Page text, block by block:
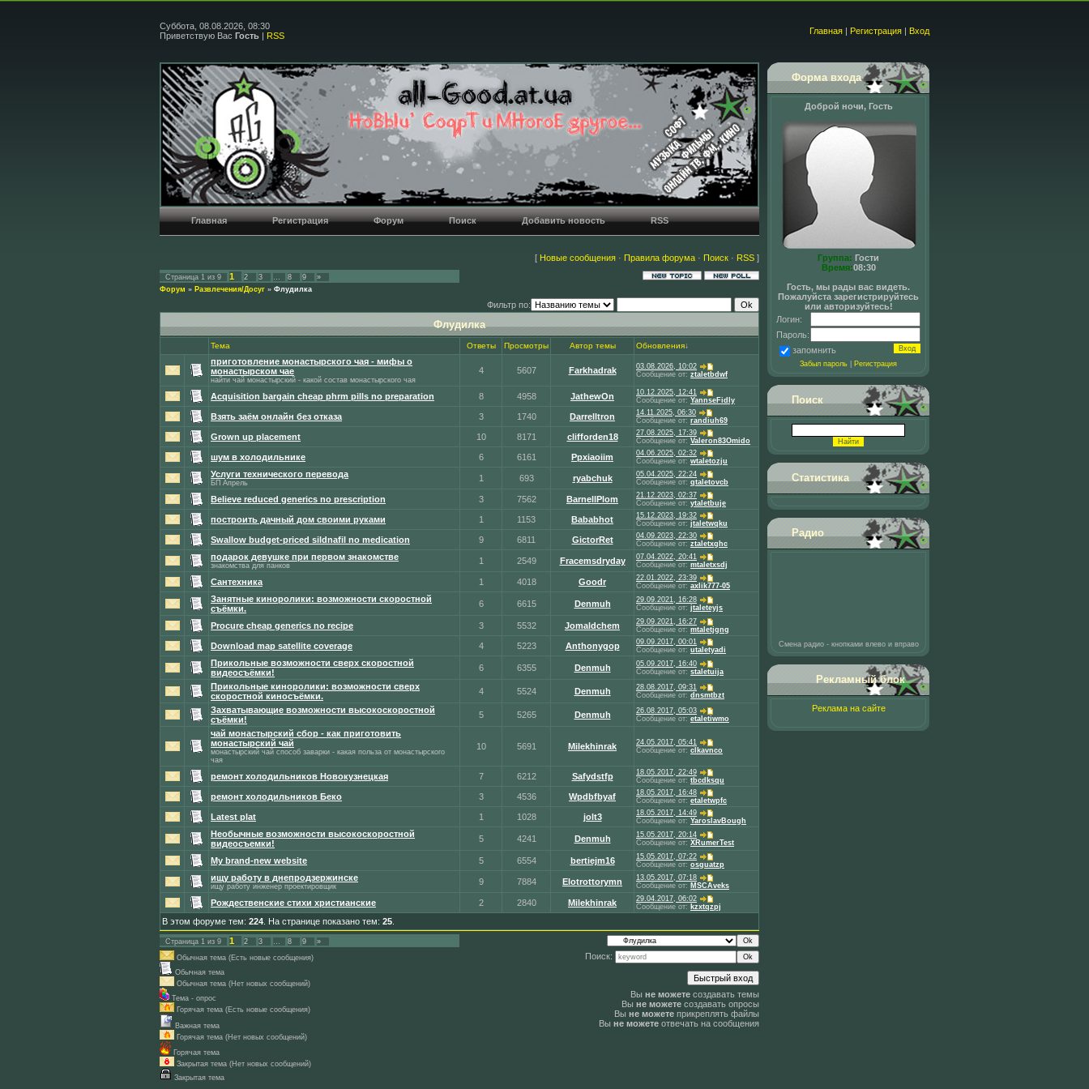
Суббота, 08.08.2026, 08:30
Приветствую Вас Гость | RSS Главная | Регистрация | Вход
Главная Регистрация Форум Поиск Добавить новость RSS
[ Новые сообщения · Правила форума · Поиск · RSS ]
Страница 1 из 9 1 2 3 … 8 9
»
Форум » Развлечения/Досуг » Флудилка
Фильтр по:
Флудилка
Тема Ответы Просмотры Автор темы Обновления↓
приготовление монастырского чая - мифы о
монастырском чае
найти чай монастырский - какой состав монастырского чая
4 5607 Farkhadrak
03.08.2026, 10:02
Сообщение от: ztaletbdwf
Acquisition bargain cheap phrm pills no preparation 8 4958 JathewOn
10.12.2025, 12:41
Сообщение от: YannseFidly
Взять заём онлайн без отказа 3 1740 Darrelltron
14.11.2025, 06:30
Сообщение от: randiuh69
Grown up placement 10 8171 clifforden18
27.08.2025, 17:39
Сообщение от: Valeron83Omido
шум в холодильнике 6 6161 Ppxiaoiim
04.06.2025, 02:32
Сообщение от: wtaletozju
Услуги технического перевода
БП Апрель 1 693 ryabchuk
05.04.2025, 22:24
Сообщение от: qtaletovcb
Believe reduced generics no prescription 3 7562 BarnellPlom
21.12.2023, 02:37
Сообщение от: ytaletbuje
построить дачный дом своими руками 1 1153 Bababhot
15.12.2023, 19:32
Сообщение от: jtaletwqku
Swallow budget-priced sildnafil no medication 9 6811 GictorRet
04.09.2023, 22:30
Сообщение от: ztaletxghc
подарок девушке при первом знакомстве
знакомства для панков 1 2549 Fracemsdryday
07.04.2022, 20:41
Сообщение от: mtaletxsdj
Сантехника 1 4018 Goodr
22.01.2022, 23:39
Сообщение от: axlik777-05
Занятные киноролики: возможности скоростной
съёмки.
6 6615 Denmuh
29.09.2021, 16:28
Сообщение от: jtaleteyjs
Procure cheap generics no recipe 3 5532 Jomaldchem
29.09.2021, 16:27
Сообщение от: mtaletjgng
Download map satellite coverage 4 5223 Anthonygop
09.09.2017, 00:01
Сообщение от: utaletyadi
Прикольные возможности сверх скоростной
видеосъёмки!
6 6355 Denmuh
05.09.2017, 16:40
Сообщение от: staletuija
Прикольные киноролики: возможности сверх
скоростной киносъёмки.
4 5524 Denmuh
28.08.2017, 09:31
Сообщение от: dnsmtbzt
Захватывающие возможности высокоскоростной
съёмки!
5 5265 Denmuh
26.08.2017, 05:03
Сообщение от: etaletiwmo
чай монастырский сбор - как приготовить
монастырский чай
монастырский чай способ заварки - какая польза от монастырского
чая
10 5691 Milekhinrak
24.05.2017, 05:41
Сообщение от: clkavnco
ремонт холодильников Новокузнецкая 7 6212 Safydstfp
18.05.2017, 22:49
Сообщение от: tbcdksqu
ремонт холодильников Беко 3 4536 Wpdbfbyaf
18.05.2017, 16:48
Сообщение от: etaletwpfc
Latest plat 1 1028 jolt3
18.05.2017, 14:49
Сообщение от: YaroslavBough
Необычные возможности высокоскоростной
видеосъемки!
5 4241 Denmuh
15.05.2017, 20:14
Сообщение от: XRumerTest
My brand-new website 5 6554 bertiejm16
15.05.2017, 07:22
Сообщение от: osguatzp
ищу работу в днепродзержинске
ищу работу инженер проектировщик 9 7884 Elotrottorymn
13.05.2017, 07:18
Сообщение от: MSCAveks
Рождественские стихи христианские 2 2840 Milekhinrak
29.04.2017, 06:02
Сообщение от: kzxtqzpj
В этом форуме тем: 224 . На странице показано тем: 25
Страница 1 из 9 1 2 3 … 8 9
»
Обычная тема (Есть новые сообщения)
Обычная тема
Обычная тема (Нет новых сообщений)
Тема - опрос
Горячая тема (Есть новые сообщения)
Важная тема
Горячая тема (Нет новых сообщений)
Горячая тема
Закрытая тема (Нет новых сообщений)
Закрытая тема
Поиск:
Вы не можете создавать темы
Вы не можете создавать опросы
Вы не можете прикреплять файлы
Вы не можете отвечать на сообщения
Форма входа
Доброй ночи, Гость
Группа: Гости
Время:08:30
Гость, мы рады вас видеть.
Пожалуйста зарегистрируйтесь
или авторизуйтесь!
Логин:
Пароль:
запомнить
Забыл пароль Регистрация
Поиск
Статистика
Радио
Смена радио - кнопками влево и вправо
Рекламный блок
Реклама на сайте